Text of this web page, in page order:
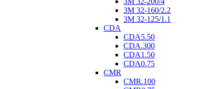
3M 32-160/2.2
3M 32-125/1.1
CDA
CDA5.50
CDA.300
CDA1.50
CDA0.75
CMR
CMR.100